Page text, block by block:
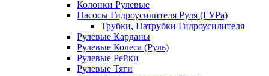
Колонки Рулевые
Насосы Гидроусилителя Руля (ГУРа)
Трубки, Патрубки Гидроусилителя
Рулевые Карданы
Рулевые Колеса (Руль)
Рулевые Рейки
Рулевые Тяги